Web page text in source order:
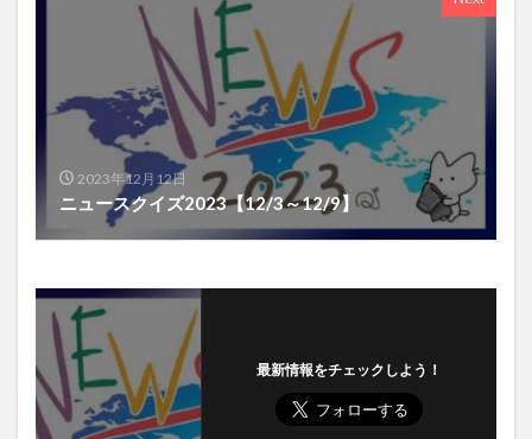
2023年12月12日
ニュースクイズ2023【12/3～12/9】
最新情報をチェックしよう！